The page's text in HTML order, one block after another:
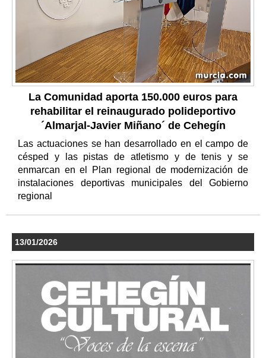
La Comunidad aporta 150.000 euros para
rehabilitar el reinaugurado polideportivo
´Almarjal-Javier Miñano´ de Cehegín
Las actuaciones se han desarrollado en el campo de
césped y las pistas de atletismo y de tenis y se
enmarcan en el Plan regional de modernización de
instalaciones deportivas municipales del Gobierno
regional
13/01/2026